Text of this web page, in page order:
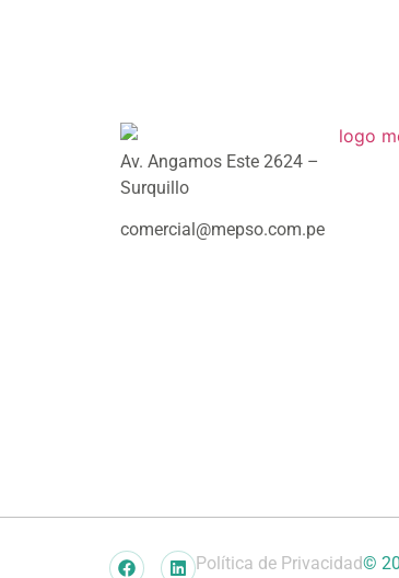
Av. Angamos Este 2624 –
Surquillo
comercial@mepso.com.pe
Política de Privacidad©